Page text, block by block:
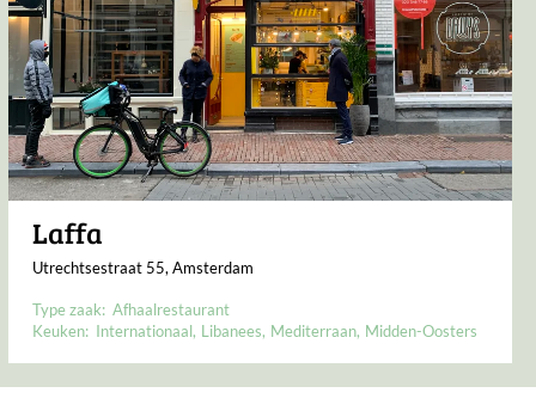
Laffa
Utrechtsestraat 55, Amsterdam
Type zaak: Afhaalrestaurant
Keuken: Internationaal Libanees Mediterraan Midden-Oosters